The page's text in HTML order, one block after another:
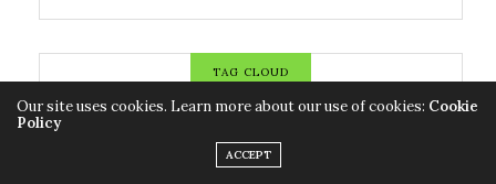
TAG CLOUD
CENTROMETEOITALIANO
Our site uses cookies. Learn more about our use of cookies: Cookie
Policy
ACCEPT